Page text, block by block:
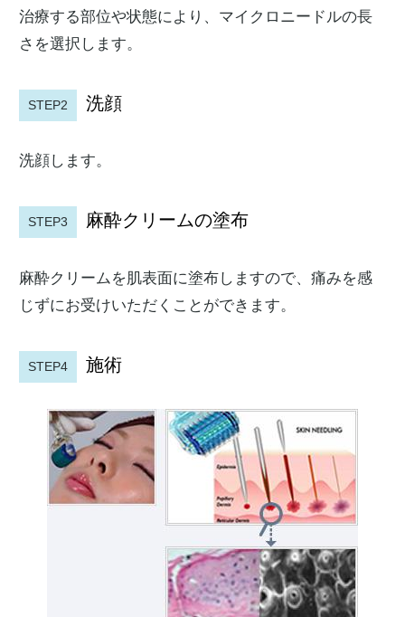
治療する部位や状態により、マイクロニードルの長
さを選択します。
STEP2 洗顔
洗顔します。
STEP3 麻酔クリームの塗布
麻酔クリームを肌表面に塗布しますので、痛みを感
じずにお受けいただくことができます。
STEP4 施術